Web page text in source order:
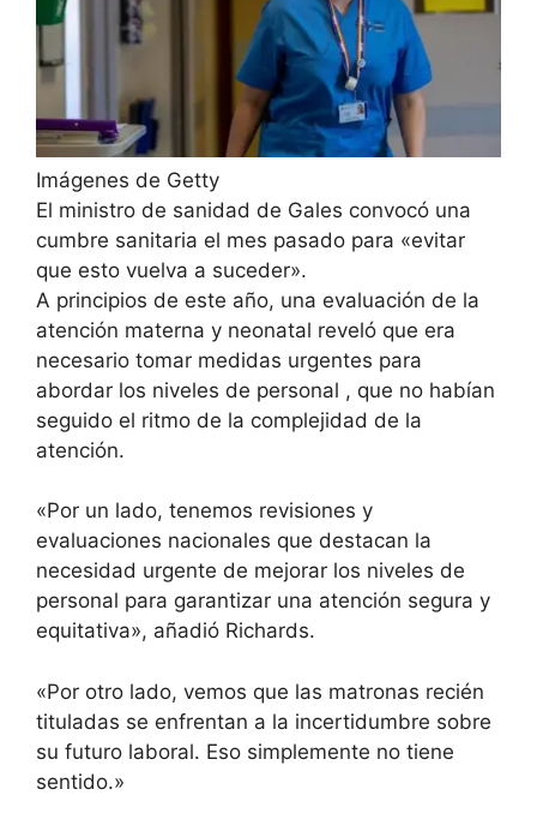
Imágenes de Getty
El ministro de sanidad de Gales convocó una
cumbre sanitaria el mes pasado para «evitar
que esto vuelva a suceder».
A principios de este año, una evaluación de la
atención materna y neonatal reveló que era
necesario tomar medidas urgentes para
abordar los niveles de personal , que no habían
seguido el ritmo de la complejidad de la
atención.
«Por un lado, tenemos revisiones y
evaluaciones nacionales que destacan la
necesidad urgente de mejorar los niveles de
personal para garantizar una atención segura y
equitativa», añadió Richards.
«Por otro lado, vemos que las matronas recién
tituladas se enfrentan a la incertidumbre sobre
su futuro laboral. Eso simplemente no tiene
sentido.»